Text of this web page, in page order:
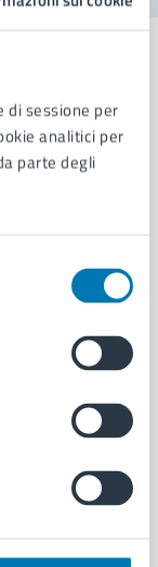
di sessione per
analitici per
parte degli